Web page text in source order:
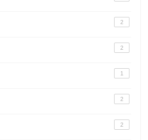
2
2
1
2
2